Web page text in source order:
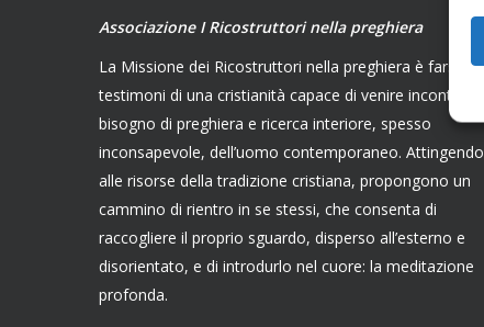
Associazione I Ricostruttori nella preghiera
La Missione dei Ricostruttori nella preghiera è farsi
testimoni di una cristianità capace di venire incontro al
bisogno di preghiera e ricerca interiore, spesso
inconsapevole, dell’uomo contemporaneo. Attingendo
alle risorse della tradizione cristiana, propongono un
cammino di rientro in se stessi, che consenta di
raccogliere il proprio sguardo, disperso all’esterno e
disorientato, e di introdurlo nel cuore: la meditazione
profonda.